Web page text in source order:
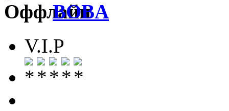
BOBA
V.I.P